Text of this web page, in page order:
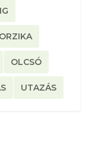
OLCSÓ
UTAZÁS